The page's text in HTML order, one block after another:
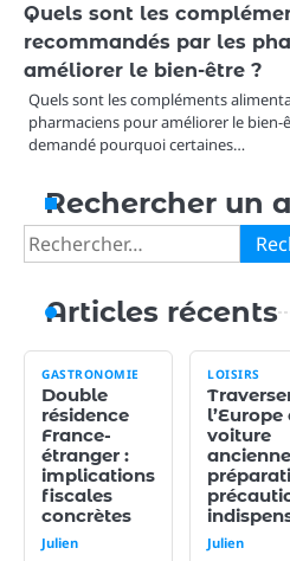
Quels sont les
recommandés par les
améliorer le bien-être ?
Quels sont les compléments
pharmaciens pour améliorer le bien-
demandé pourquoi certaines…
Rechercher un
Rechercher :
Articles récents
GASTRONOMIE
Double
résidence
France-
étranger :
implications
fiscales
concrètes
Julien
LOISIRS
l’Europe
voiture
Julien